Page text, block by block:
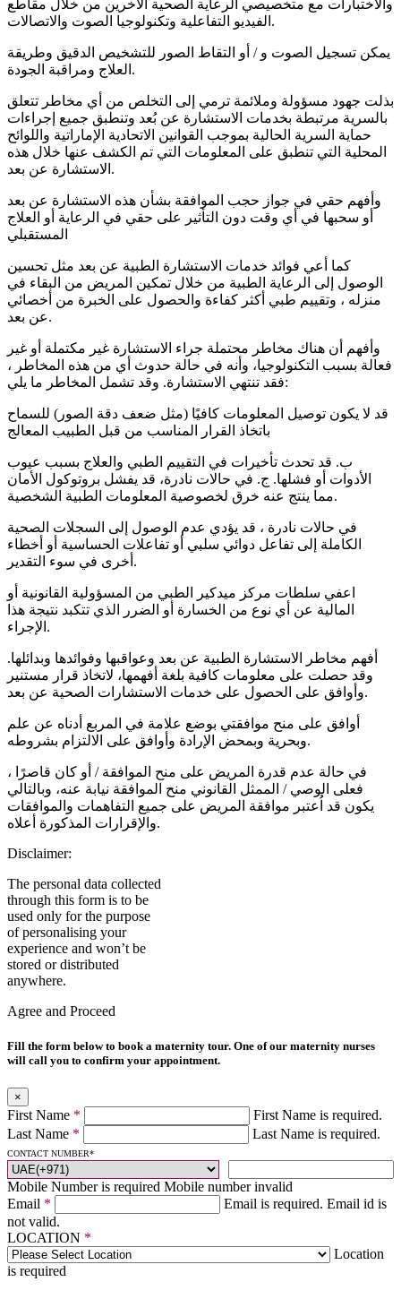
والاختبارات مع متخصيصي الرعاية الصحية الآخرين من خلال مقاطع
الفيديو التفاعلية وتكنولوجيا الصوت والاتصالات.
يمكن تسجيل الصوت و / أو التقاط الصور للتشخيص الدقيق وطريقة
العلاج ومراقبة الجودة.
بذلت جهود مسؤولة وملائمة ترمي إلى التخلص من أي مخاطر تتعلق
بالسرية مرتبطة بخدمات الاستشارة عن بُعد وتنطبق جميع إجراءات
حماية السرية الحالية بموجب القوانين الاتحادية الإماراتية واللوائح
المحلية التي تنطبق على المعلومات التي تم الكشف عنها خلال هذه
الاستشارة عن بعد.
وأفهم حقي في جواز حجب الموافقة بشأن هذه الاستشارة عن بعد
أو سحبها في أي وقت دون التأثير على حقي في الرعاية أو العلاج
المستقبلي
كما أعي فوائد خدمات الاستشارة الطبية عن بعد مثل تحسين
الوصول إلى الرعاية الطبية من خلال تمكين المريض من البقاء في
منزله ، وتقييم طبي أكثر كفاءة والحصول على الخبرة من أخصائي
عن بعد.
وأفهم أن هناك مخاطر محتملة جراء الاستشارة غير مكتملة أو غير
فعالة بسبب التكنولوجيا، وأنه في حالة حدوث أي من هذه المخاطر ،
فقد تنتهي الاستشارة. وقد تشمل المخاطر ما يلي:
قد لا يكون توصيل المعلومات كافيًا (مثل ضعف دقة الصور) للسماح
باتخاذ القرار المناسب من قبل الطبيب المعالج
ب. قد تحدث تأخيرات في التقييم الطبي والعلاج بسبب عيوب
الأدوات أو فشلها. ج. في حالات نادرة، قد يفشل بروتوكول الأمان
مما ينتج عنه خرق لخصوصية المعلومات الطبية الشخصية.
في حالات نادرة ، قد يؤدي عدم الوصول إلى السجلات الصحية
الكاملة إلى تفاعل دوائي سلبي أو تفاعلات الحساسية أو أخطاء
أخرى في سوء التقدير.
اعفي سلطات مركز ميدكير الطبي من المسؤولية القانونية أو
المالية عن أي نوع من الخسارة أو الضرر الذي تتكبد نتيجة هذا
الإجراء.
أفهم مخاطر الاستشارة الطبية عن بعد وعواقبها وفوائدها وبدائلها.
وقد حصلت على معلومات كافية بلغة أفهمها، لاتخاذ قرار مستنير
وأوافق على الحصول على خدمات الاستشارات الصحية عن بعد.
أوافق على منح موافقتي بوضع علامة في المربع أدناه عن علم
وبحرية وبمحض الإرادة وأوافق على الالتزام بشروطه.
في حالة عدم قدرة المريض على منح الموافقة / أو كان قاصرًا ،
فعلى الوصي / الممثل القانوني منح الموافقة نيابة عنه، وبالتالي
يكون قد اُعتبر موافقة المريض على جميع التفاهمات والموافقات
والإقرارات المذكورة أعلاه.
Disclaimer:
The personal data collected
through this form is to be
used only for the purpose
of personalising your
experience and won’t be
stored or distributed
anywhere.
Agree and Proceed
Fill the form below to book a maternity tour. One of our maternity nurses
will call you to confirm your appointment.
×
First Name *
First Name is required.
Last Name * Last Name is required.
CONTACT NUMBER*
Mobile Number is required Mobile number invalid
Email * Email is required. Email id is
not valid.
LOCATION *
Location
is required